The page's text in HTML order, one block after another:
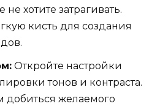
не хотите затрагивать.
кисть для создания
Откройте настройки
тонов и контраста.
добиться желаемого